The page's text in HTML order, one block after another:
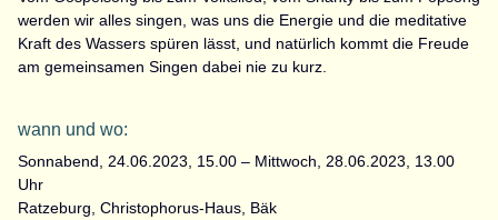
werden wir alles singen, was uns die Energie und die meditative
Kraft des Wassers spüren lässt, und natürlich kommt die Freude
am gemeinsamen Singen dabei nie zu kurz.
wann und wo:
Sonnabend, 24.06.2023, 15.00 – Mittwoch, 28.06.2023, 13.00
Uhr
Ratzeburg, Christophorus-Haus, Bäk